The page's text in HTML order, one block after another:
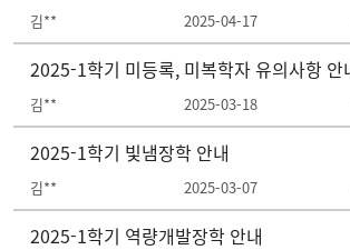
김** 2025-04-17
2025-1학기 미등록, 미복학자 유의사항 안
김** 2025-03-18
2025-1학기 빛냄장학 안내
김** 2025-03-07
2025-1학기 역량개발장학 안내